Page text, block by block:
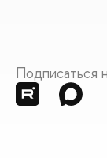
Подписаться